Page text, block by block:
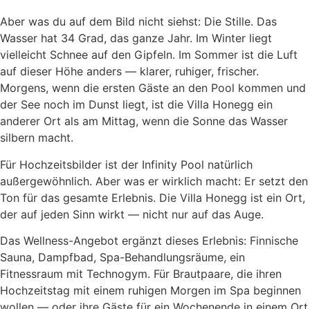
Aber was du auf dem Bild nicht siehst: Die Stille. Das
Wasser hat 34 Grad, das ganze Jahr. Im Winter liegt
vielleicht Schnee auf den Gipfeln. Im Sommer ist die Luft
auf dieser Höhe anders — klarer, ruhiger, frischer.
Morgens, wenn die ersten Gäste an den Pool kommen und
der See noch im Dunst liegt, ist die Villa Honegg ein
anderer Ort als am Mittag, wenn die Sonne das Wasser
silbern macht.
Für Hochzeitsbilder ist der Infinity Pool natürlich
außergewöhnlich. Aber was er wirklich macht: Er setzt den
Ton für das gesamte Erlebnis. Die Villa Honegg ist ein Ort,
der auf jeden Sinn wirkt — nicht nur auf das Auge.
Das Wellness-Angebot ergänzt dieses Erlebnis: Finnische
Sauna, Dampfbad, Spa-Behandlungsräume, ein
Fitnessraum mit Technogym. Für Brautpaare, die ihren
Hochzeitstag mit einem ruhigen Morgen im Spa beginnen